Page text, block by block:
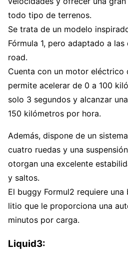
todo tipo de terrenos.
Se trata de un modelo
Fórmula 1, pero adaptado a
road.
Cuenta con un motor eléctrico
permite acelerar de 0 a 100
solo 3 segundos y alcanzar
150 kilómetros por hora.
Además, dispone de un
cuatro ruedas y una
otorgan una excelente
y saltos.
El buggy Formul2 requiere
litio que le proporciona una
minutos por carga.
Liquid3: